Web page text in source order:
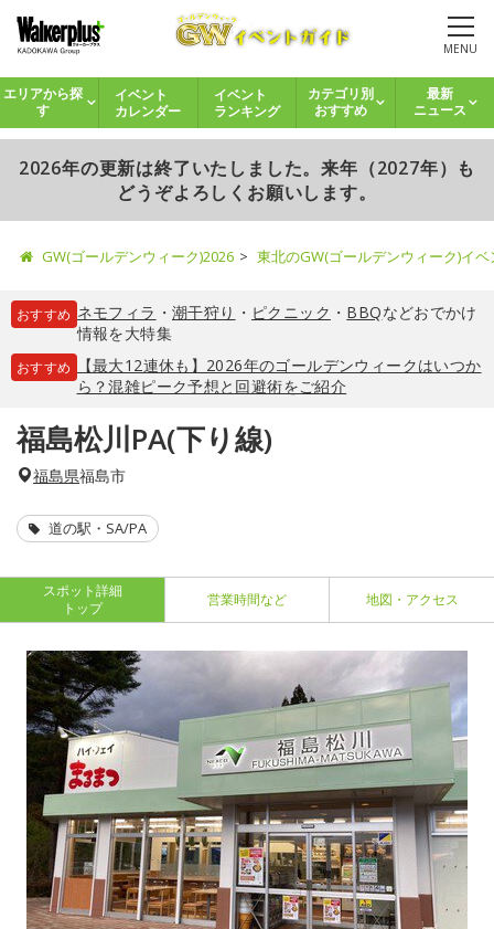
MENU
エリアから探
す
イベント
カレンダー
イベント
ランキング
カテゴリ別
おすすめ
最新
ニュース
2026年の更新は終了いたしました。来年（2027年）も
どうぞよろしくお願いします。
GW(ゴールデンウィーク)2026 東北のGW(ゴールデンウィーク)イ
おすすめ ネモフィラ ・ 潮干狩り ・ ピクニック ・ BBQなどおでかけ
情報を大特集
おすすめ
【最大12連休も】2026年のゴールデンウィークはいつか
ら？混雑ピーク予想と回避術をご紹介
福島松川PA(下り線)
福島県福島市
道の駅・SA/PA
スポット詳細
トップ
営業時間など 地図・アクセス